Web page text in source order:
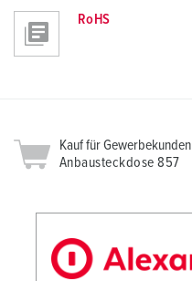
RoHS
Kauf für Gewerbekunden
Anbausteckdose 857